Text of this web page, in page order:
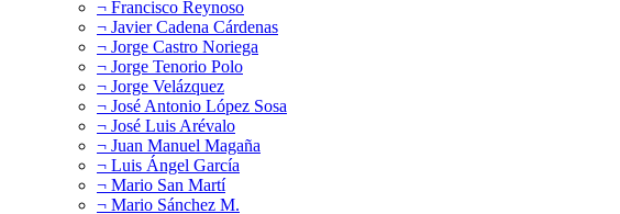
¬ Francisco Reynoso
¬ Javier Cadena Cárdenas
¬ Jorge Castro Noriega
¬ Jorge Tenorio Polo
¬ Jorge Velázquez
¬ José Antonio López Sosa
¬ José Luis Arévalo
¬ Juan Manuel Magaña
¬ Luis Ángel García
¬ Mario San Martí
¬ Mario Sánchez M.